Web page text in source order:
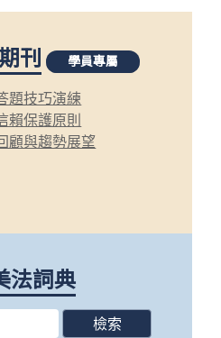
刊 學員專屬
題技巧演練
賴保護原則
顧與趨勢展望
法詞典